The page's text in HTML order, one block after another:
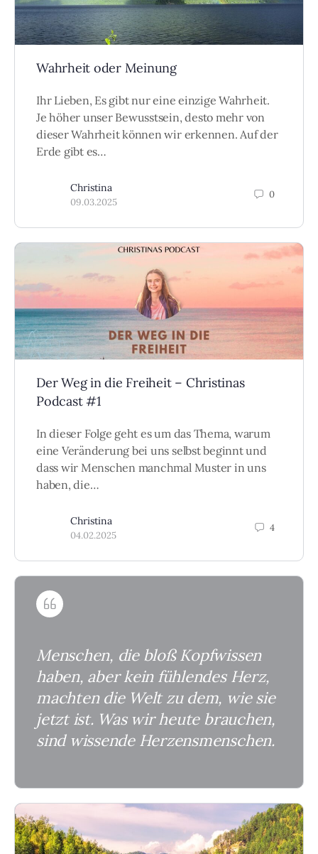
Wahrheit oder Meinung
Ihr Lieben, Es gibt nur eine einzige Wahrheit.
Je höher unser Bewusstsein, desto mehr von
dieser Wahrheit können wir erkennen. Auf der
Erde gibt es…
Christina
09.03.2025
0
Der Weg in die Freiheit – Christinas
Podcast #1
In dieser Folge geht es um das Thema, warum
eine Veränderung bei uns selbst beginnt und
dass wir Menschen manchmal Muster in uns
haben, die…
Christina
04.02.2025
4
Menschen, die bloß Kopfwissen
haben, aber kein fühlendes Herz,
machten die Welt zu dem, wie sie
jetzt ist. Was wir heute brauchen,
sind wissende Herzensmenschen.